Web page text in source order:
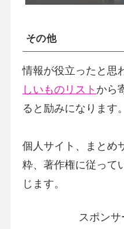
トプルダウンバー
その他
情報が役立ったと思
しいものリスト から
ると励みになります。
個人サイト、まとめ
粋、著作権に従って
じます。
スポンサ